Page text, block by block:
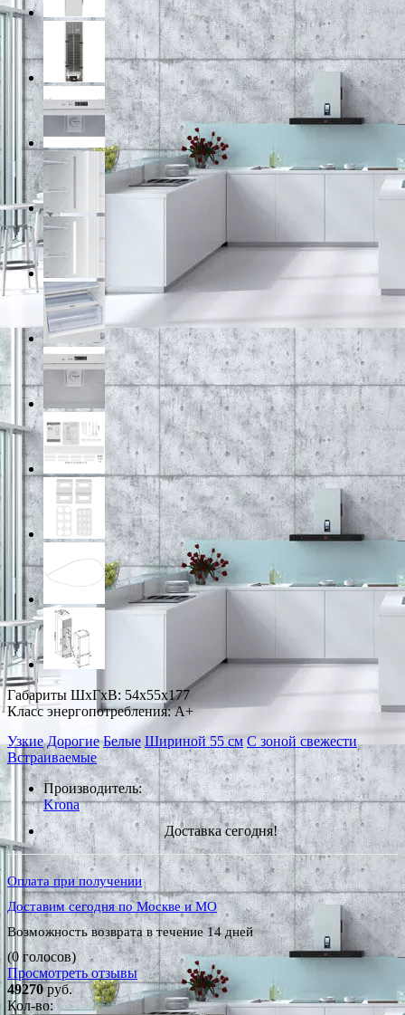
Габариты ШxГxВ: 54x55x177
Класс энергопотребления: A+
Узкие Дорогие Белые Шириной 55 см С зоной свежести
Встраиваемые
Производитель:
Krona
Доставка сегодня!
Оплата при получении
Доставим сегодня по Москве и МО
Возможность возврата в течение 14 дней
(0 голосов)
Просмотреть отзывы
49270 руб.
Кол-во: